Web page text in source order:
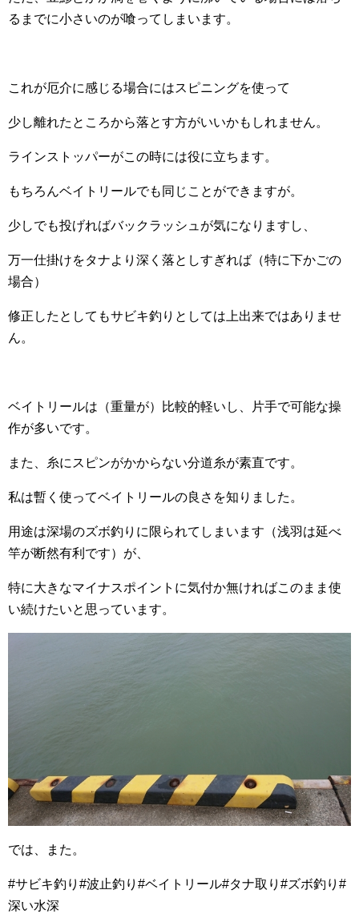
るまでに小さいのが喰ってしまいます。
これが厄介に感じる場合にはスピニングを使って
少し離れたところから落とす方がいいかもしれません。
ラインストッパーがこの時には役に立ちます。
もちろんベイトリールでも同じことができますが。
少しでも投げればバックラッシュが気になりますし、
万一仕掛けをタナより深く落としすぎれば（特に下かごの
場合）
修正したとしてもサビキ釣りとしては上出来ではありませ
ん。
ベイトリールは（重量が）比較的軽いし、片手で可能な操
作が多いです。
また、糸にスピンがかからない分道糸が素直です。
私は暫く使ってベイトリールの良さを知りました。
用途は深場のズボ釣りに限られてしまいます（浅羽は延べ
竿が断然有利です）が、
特に大きなマイナスポイントに気付か無ければこのまま使
い続けたいと思っています。
では、また。
#サビキ釣り#波止釣り#ベイトリール#タナ取り#ズボ釣り#
深い水深